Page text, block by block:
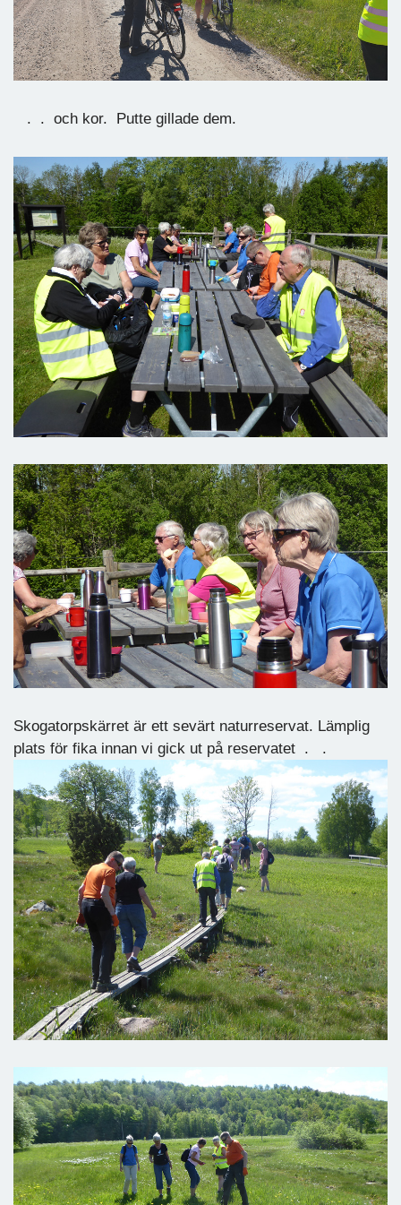
. . och kor. Putte gillade dem.
Skogatorpskärret är ett sevärt naturreservat. Lämplig
plats för fika innan vi gick ut på reservatet . .